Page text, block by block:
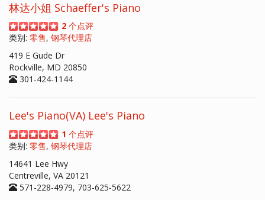
林达小姐 Schaeffer's Piano
2 个点评
类别: 零售, 钢琴代理店
419 E Gude Dr
Rockville, MD 20850
301-424-1144
Lee's Piano(VA) Lee's Piano
1 个点评
类别: 零售, 钢琴代理店
14641 Lee Hwy
Centreville, VA 20121
571-228-4979, 703-625-5622